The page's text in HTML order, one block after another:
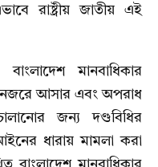
রাষ্ট্রীয় জাতীয় এই
মানবাধিকার
নজরে আসার এবং অপরাধ
জন্য দণ্ডবিধির
ধারায় মামলা করা